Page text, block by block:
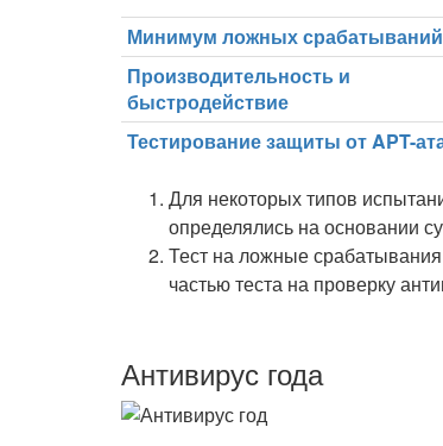
Минимум ложных срабатываний
Производительность и
быстродействие
Тестирование защиты от APT-
Для некоторых типов
определялись на основании
Тест на ложные
частью теста на проверку
Антивирус года